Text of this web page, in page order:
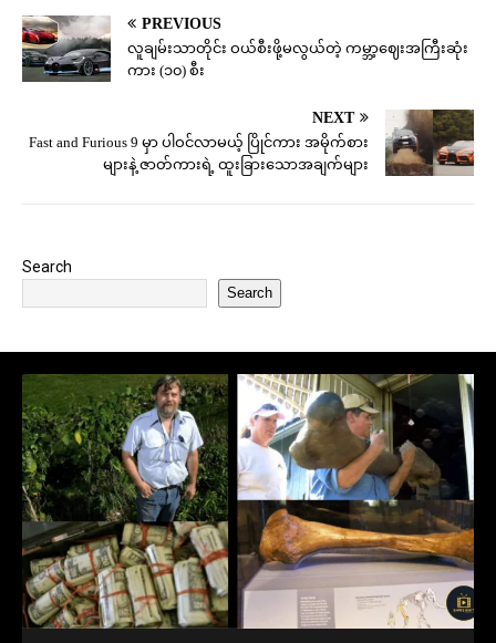
PREVIOUS
လူချမ်းသာတိုင်း ဝယ်စီးဖို့မလွယ်တဲ့ ကမ္ဘာ့ဈေးအကြီးဆုံး
ကား (၁၀) စီး
NEXT
Fast and Furious 9 မှာ ပါဝင်လာမယ့် ပြိုင်ကား အမိုက်စား
များနဲ့ ဇာတ်ကားရဲ့ ထူးခြားသောအချက်များ
Search
Search